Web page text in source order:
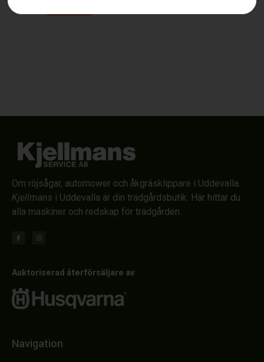
Om röjsågar, automower och åkgräsklippare i Uddevalla.
Kjellmans i Uddevalla är din trädgårdsbutik. Här hittar du
alla maskiner och redskap för trädgården.
Auktoriserad återförsäljare av
Navigation